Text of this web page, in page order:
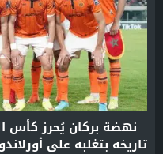
نهضة بركان يُحرز كأس